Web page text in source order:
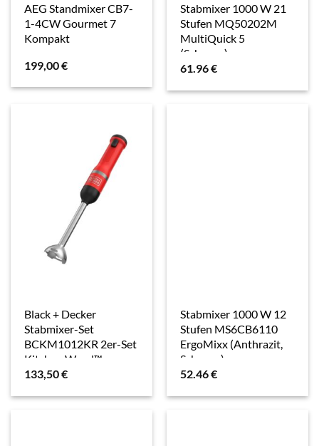
AEG Standmixer CB7-
1-4CW Gourmet 7
Kompakt
199,00€
Stabmixer 1000 W 21
Stufen MQ50202M
MultiQuick 5
(Schwarz)
61.96€
Black + Decker
Stabmixer-Set
BCKM1012KR 2er-Set
Kitchen Wand™
kabellos
133,50€
Stabmixer 1000 W 12
Stufen MS6CB6110
ErgoMixx (Anthrazit,
Schwarz)
52.46€